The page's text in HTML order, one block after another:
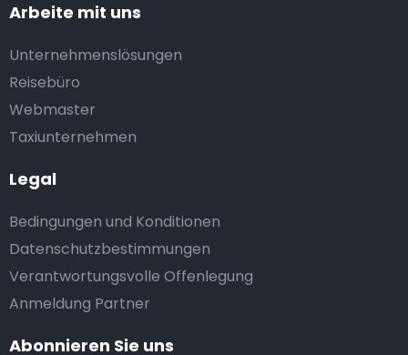
Arbeite mit uns
Unternehmenslösungen
Reisebüro
Webmaster
Taxiunternehmen
Legal
Bedingungen und Konditionen
Datenschutzbestimmungen
Verantwortungsvolle Offenlegung
Anmeldung Partner
Abonnieren Sie uns